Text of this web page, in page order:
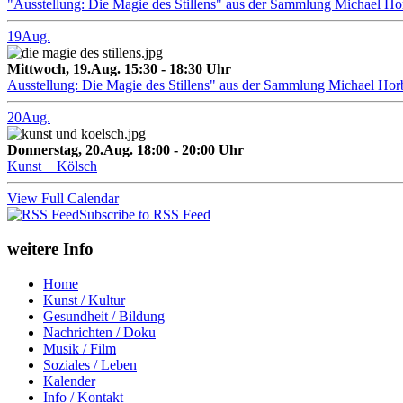
"Ausstellung: Die Magie des Stillens" aus der Sammlung Michael
19Aug.
Mittwoch, 19.Aug. 15:30 - 18:30 Uhr
Ausstellung: Die Magie des Stillens" aus der Sammlung Michael
20Aug.
Donnerstag, 20.Aug. 18:00 - 20:00 Uhr
Kunst + Kölsch
View Full Calendar
Subscribe to RSS Feed
weitere Info
Home
Kunst / Kultur
Gesundheit / Bildung
Nachrichten / Doku
Musik / Film
Soziales / Leben
Kalender
Info / Kontakt